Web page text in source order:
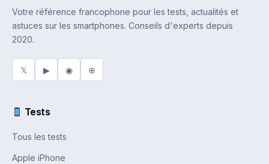
Votre référence francophone pour les tests, actualités et
astuces sur les smartphones. Conseils d'experts depuis
2020.
𝕏 ▶ ◉ ⊕
Tests
Tous les tests
Apple iPhone